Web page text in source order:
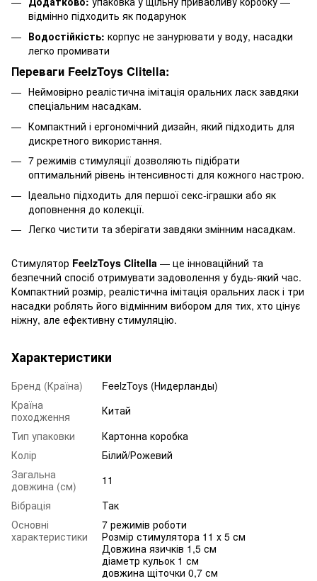
відмінно підходить як подарунок
Водостійкість: корпус не занурювати у воду, насадки
легко промивати
Переваги FeelzToys Clitella:
Неймовірно реалістична імітація оральних ласк завдяки
спеціальним насадкам.
Компактний і ергономічний дизайн, який підходить для
дискретного використання.
7 режимів стимуляції дозволяють підібрати
оптимальний рівень інтенсивності для кожного настрою.
Ідеально підходить для першої секс-іграшки або як
доповнення до колекції.
Легко чистити та зберігати завдяки змінним насадкам.
Стимулятор FeelzToys Clitella — це інноваційний та
безпечний спосіб отримувати задоволення у будь-який час.
Компактний розмір, реалістична імітація оральних ласк і три
насадки роблять його відмінним вибором для тих, хто цінує
ніжну, але ефективну стимуляцію.
Характеристики
Бренд (Країна)
FeelzToys (Нидерланды)
Країна
походження
Китай
Тип упаковки
Картонна коробка
Колір
Білий/Рожевий
Загальна
довжина (см)
11
Вібрація
Так
Основні
характеристики
7 режимів роботи
Розмір стимулятора 11 х 5 см
Довжина язичків 1,5 см
діаметр кульок 1 см
довжина щіточки 0,7 см